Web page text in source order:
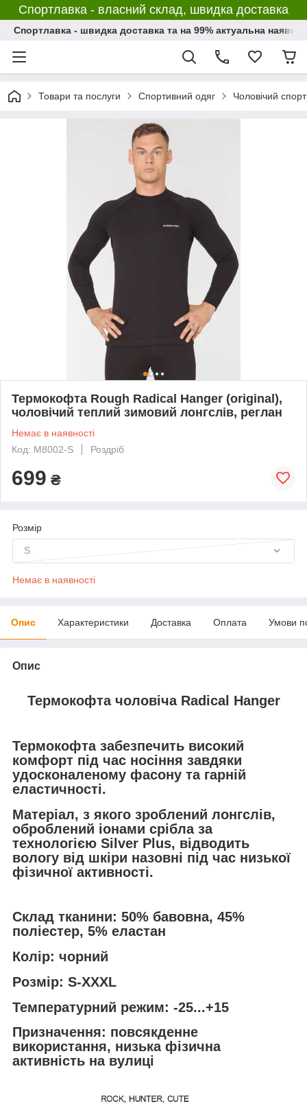
Спортлавка - власний склад, швидка доставка
Спортлавка - швидка доставка та на 99% актуальна
Товари та послуги Спортивний одяг Чоловічий
Термокофта Rough Radical Hanger (original),
чоловічий теплий зимовий лонгслів, реглан
Немає в наявності
Код: M8002-S
Роздріб
699 ₴
Розмір
S
Немає в наявності
Опис Характеристики Доставка Оплата Умови
Опис
Термокофта чоловіча Radical Hanger
Термокофта забезпечить високий
комфорт під час носіння завдяки
удосконаленому фасону та гарній
еластичності.
Матеріал, з якого зроблений лонгслів,
оброблений іонами срібла за
технологією Silver Plus, відводить
вологу від шкіри назовні під час низької
фізичної активності.
Склад тканини: 50% бавовна, 45%
поліестер, 5% еластан
Колір: чорний
Розмір: S-XXXL
Температурний режим: -25...+15
Призначення: повсякденне
використання, низька фізична
активність на вулиці